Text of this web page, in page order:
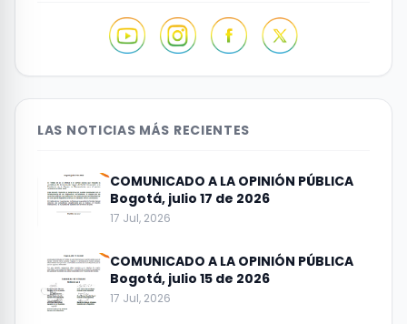
LAS NOTICIAS MÁS RECIENTES
COMUNICADO A LA OPINIÓN PÚBLICA
Bogotá, julio 17 de 2026
17 Jul, 2026
COMUNICADO A LA OPINIÓN PÚBLICA
Bogotá, julio 15 de 2026
17 Jul, 2026